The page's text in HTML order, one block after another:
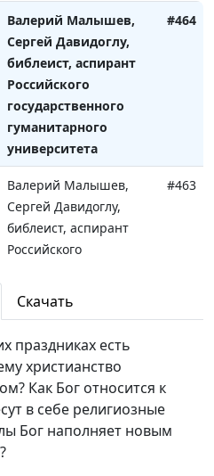
Валерий Малышев,
Сергей Давидоглу,
библеист, аспирант
Российского
государственного
гуманитарного
университета
#464
Валерий Малышев,
Сергей Давидоглу,
библеист, аспирант
Российского
#463
Валерий Малышев,
Сергей Давидоглу,
библеист, аспирант
Российского
государственного
Скачать
праздниках есть
христианство
Как Бог относится к
в себе религиозные
Бог наполняет новым